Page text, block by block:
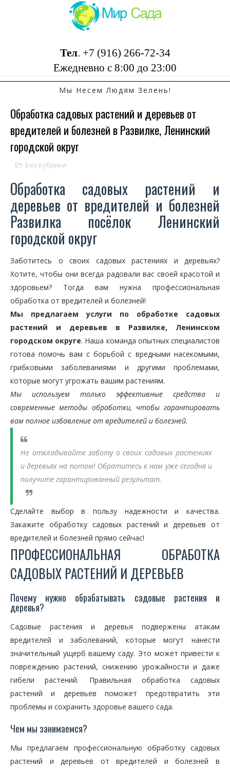
Тел. +7 (916) 266-72-34
Ежедневно с 8:00 до 23:00
Мы Несем Людям Зелень!
Обработка садовых растений и деревьев от
вредителей и болезней в Развилке, Ленинский
городской округ
Без рубрики
Обработка садовых растений и
деревьев от вредителей и болезней
Развилка посёлок Ленинский
городской округ
Заботитесь о своих садовых растениях и деревьях?
Хотите, чтобы они всегда радовали вас своей красотой и
здоровьем? Тогда вам нужна профессиональная
обработка от вредителей и болезней!
Мы предлагаем услуги по обработке садовых
растений и деревьев в Развилке, Ленинском
городском округе. Наша команда опытных специалистов
готова помочь вам с борьбой с вредными насекомыми,
грибковыми заболеваниями и другими проблемами,
которые могут угрожать вашим растениям.
Мы используем только эффективные средства и
современные методы обработки, чтобы гарантировать
вам полное избавление от вредителей и болезней.
Не откладывайте заботу о своих садовых растениях
и деревьях на потом! Обратитесь к нам уже сегодня и
получите гарантированный результат.
Сделайте выбор в пользу надежности и качества.
Закажите обработку садовых растений и деревьев от
вредителей и болезней прямо сейчас!
ПРОФЕССИОНАЛЬНАЯ ОБРАБОТКА
САДОВЫХ РАСТЕНИЙ И ДЕРЕВЬЕВ
Почему нужно обрабатывать садовые растения и
деревья?
Садовые растения и деревья подвержены атакам
вредителей и заболеваний, которые могут нанести
значительный ущерб вашему саду. Это может привести к
повреждению растений, снижению урожайности и даже
гибели растений. Правильная обработка садовых
растений и деревьев поможет предотвратить эти
проблемы и сохранить здоровье вашего сада.
Чем мы занимаемся?
Мы предлагаем профессиональную обработку садовых
растений и деревьев от вредителей и болезней в